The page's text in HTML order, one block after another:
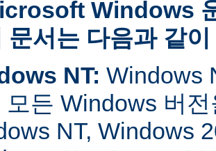
Windows
문서는 다음과 같
NT: Windows
모든 Windows 버
NT, Windows